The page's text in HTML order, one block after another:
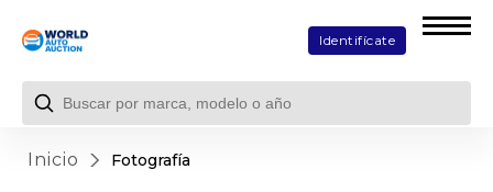
Identifícate
Inicio Fotografía